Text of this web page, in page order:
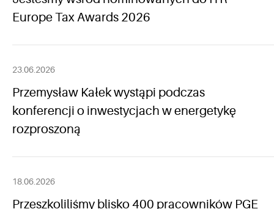
Europe Tax Awards 2026
23.06.2026
Przemysław Kałek wystąpi podczas
konferencji o inwestycjach w energetykę
rozproszoną
18.06.2026
Przeszkoliliśmy blisko 400 pracowników PGE